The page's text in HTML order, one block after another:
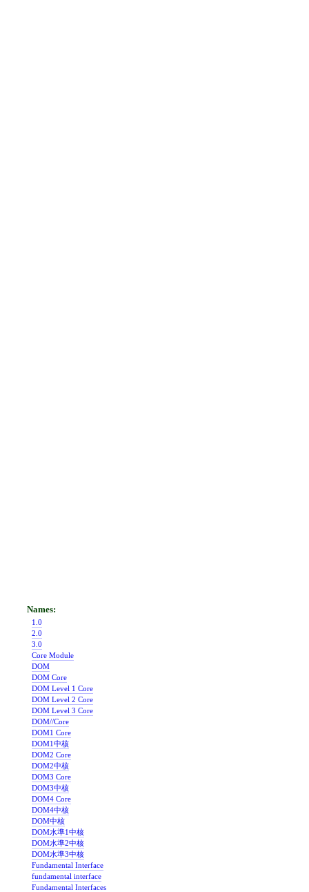
1.0
2.0
3.0
Core Module
DOM
DOM Core
DOM Level 1 Core
DOM Level 2 Core
DOM Level 3 Core
DOM//Core
DOM1 Core
DOM1中核
DOM2 Core
DOM2中核
DOM3 Core
DOM3中核
DOM4 Core
DOM4中核
DOM中核
DOM水準1中核
DOM水準2中核
DOM水準3中核
Fundamental Interface
fundamental interface
Fundamental Interfaces